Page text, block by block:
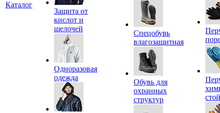
Каталог
Защита от
кислот и
щелочей
Одноразовая
одежда
Спецобувь
влагозащитная
Обувь для
охранных
структур